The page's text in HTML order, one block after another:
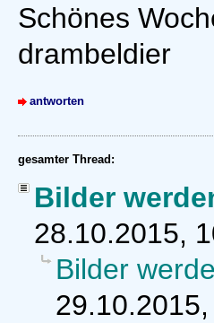
Schönes
drambeldier
antworten
gesamter Thread:
Bilder
28.10.2015,
Bilder